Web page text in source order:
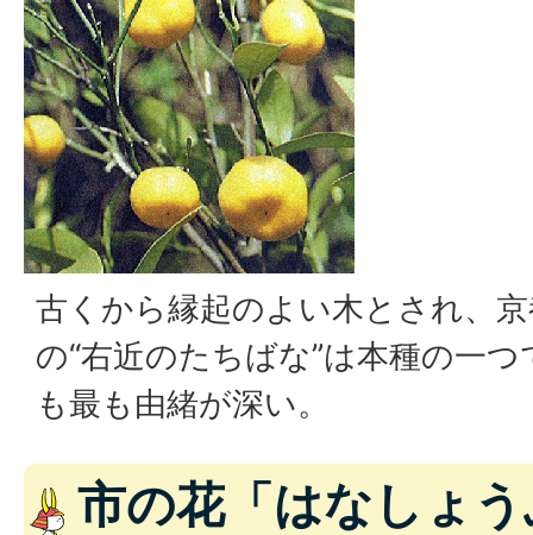
古くから縁起のよい木とされ、
の“右近のたちばな”は本種の一
も最も由緒が深い。
市の花「はなしょ